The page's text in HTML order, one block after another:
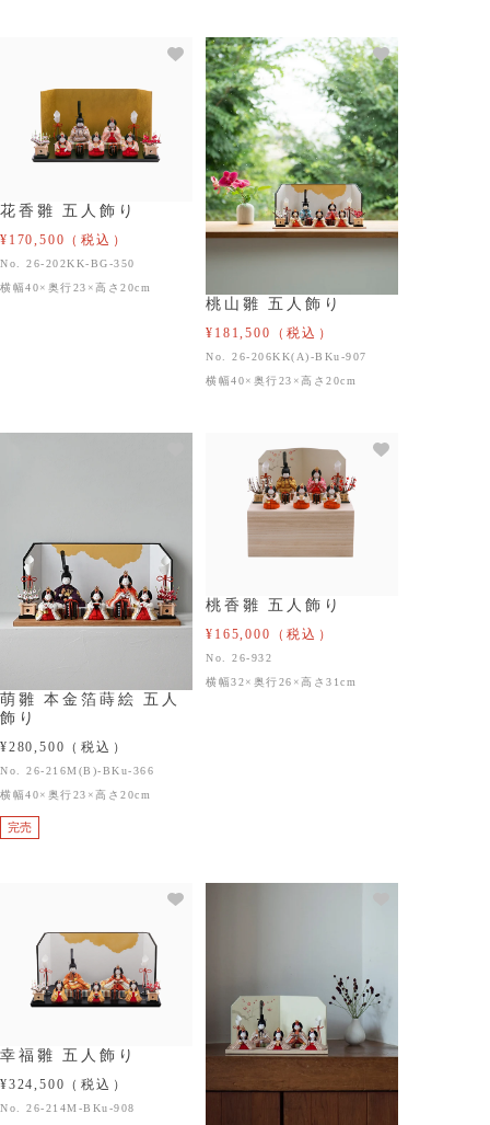
花香雛 五人飾り
¥170,500 （税込）
No. 26-202KK-BG-350
横幅40×奥行23×高さ20cm
桃山雛 五人飾り
¥181,500 （税込）
No. 26-206KK(A)-BKu-907
横幅40×奥行23×高さ20cm
完売
萌雛 本金箔蒔絵 五人
飾り
¥280,500 （税込）
No. 26-216M(B)-BKu-366
横幅40×奥行23×高さ20cm
桃香雛 五人飾り
¥165,000 （税込）
No. 26-932
横幅32×奥行26×高さ31cm
幸福雛 五人飾り
¥324,500 （税込）
No. 26-214M-BKu-908